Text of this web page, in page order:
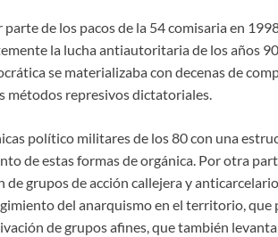
de los pacos de la 54 comisaria en
la lucha antiautoritaria de los años
se materializaba con decenas de
métodos represivos dictatoriales.
político militares de los 80 con una
de estas formas de orgánica. Por otra
grupos de acción callejera y
del anarquismo en el territorio, que
de grupos afines, que también